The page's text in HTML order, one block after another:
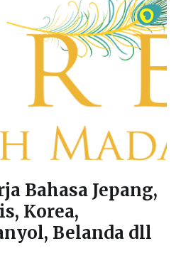
Bahasa Jepang,
Korea,
Belanda dll